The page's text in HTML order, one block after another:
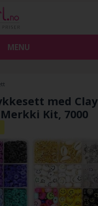
MENU
med Clay
Kit, 7000